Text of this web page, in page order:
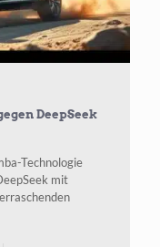
DeepSeek
Technologie
mit